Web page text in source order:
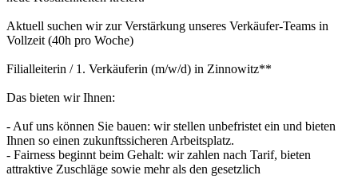
Aktuell suchen wir zur Verstärkung unseres Verkäufer-Teams in
Vollzeit (40h pro Woche)
Filialleiterin / 1. Verkäuferin (m/w/d) in Zinnowitz**
Das bieten wir Ihnen:
- Auf uns können Sie bauen: wir stellen unbefristet ein und bieten
Ihnen so einen zukunftssicheren Arbeitsplatz.
- Fairness beginnt beim Gehalt: wir zahlen nach Tarif, bieten
attraktive Zuschläge sowie mehr als den gesetzlich